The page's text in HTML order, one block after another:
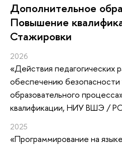
Дополнительное
Повышение
Стажировки
2026
«Действия педагогических
обеспечению безопасности
образовательного
квалификации, НИУ ВШЭ /
2025
«Программирование на